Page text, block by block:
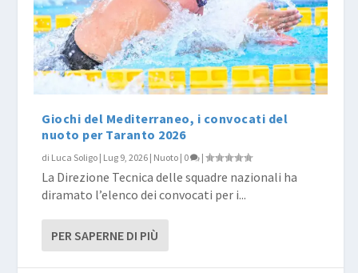
Giochi del Mediterraneo, i convocati del
nuoto per Taranto 2026
di Luca Soligo | Lug 9, 2026 | Nuoto | 0 |
La Direzione Tecnica delle squadre nazionali ha
diramato l’elenco dei convocati per i...
PER SAPERNE DI PIÙ